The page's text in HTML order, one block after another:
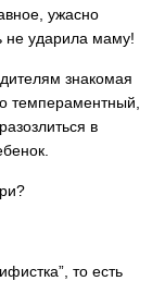
ужасно
не ударила маму!
знакомая
темпераментный,
в
то есть